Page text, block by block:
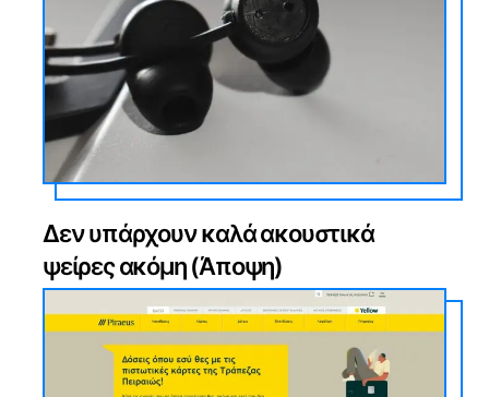
Δεν υπάρχουν καλά ακουστικά
ψείρες ακόμη (Άποψη)